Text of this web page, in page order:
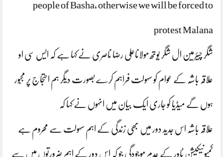
people of Basha, otherwise we will be forced to
protest Malana
شگر چیئرمین ال شگر یوتھ مولاناعلی رضا ناصری نے کہا ہے کہ ایس سی او
علاقہ باشہ کے عوام کو سہولت فراہم کرے بصورت دیگر ہم احتجاج پر مجبور
ہوں گے میڈیا کو جاری ایک بیان میں انہوں نے کہا کہ
علاقہ باشہ اس جدید دور میں بھی زندگی کے اہم سہولت سے محروم ہے
کمیونیکیشن ٹاور کے عدم موجودگی جو کہ اس دور کے اہم ضرورتوں میں سے